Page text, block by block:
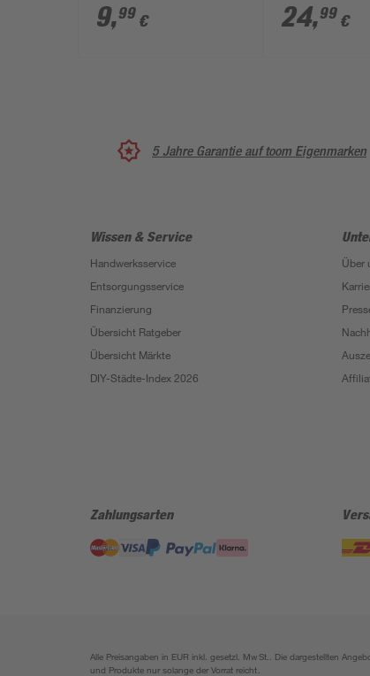
mit Untersetzer
9,99 € 24,99 €
5 Jahre Garantie auf toom Eigenmarken
Wissen & Service
Handwerksservice
Entsorgungsservice
Finanzierung
Übersicht Ratgeber
Übersicht Märkte
DIY-Städte-Index 2026
Über
Zahlungsarten
Alle Preisangaben in EUR inkl. gesetzl. MwSt.. Die dargestellten
und Produkte nur solange der Vorrat reicht.